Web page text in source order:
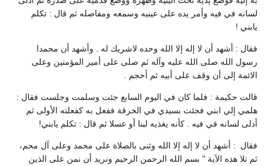
لسانه في فيه وأمر يده على عينيه وسمعه ومفاصله ثم قال : تكلم
يابني !
فقال : أشهد أن لا إله إلا الله وحده لاشريك له . وأشهد أن محمدا
رسول الله صلى الله عليه وآله ثم صلى على أمير المؤمنين وعلى
الائمة إلى أن وقف على أبيه ثم أحجم .
قالت حكيمة : فلما كان في اليوم السابع جئت وسلمت وجلست فقال :
هلمي إلي ابني فجئت بسيدي في الخرقة ففعل به كفعلته الأولى ثم
أدلى لسانه في فيه . كأنه يغذيه لبنا أو عسلا ثم قال : تكلم يابني!
فقال : أشهد أن لا إله إلا الله وثنى بالصلاة على محمد وعلى آل محم،
ثم تلا هذه الآية " بسم الله الرحمن الرحيم ونريد أن نمن على الذين